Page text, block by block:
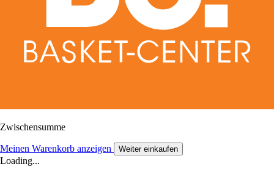
Zwischensumme
Meinen Warenkorb anzeigen Weiter einkaufen
Loading...